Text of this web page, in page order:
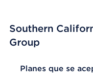
Southern
Group
List Header Planes
Planes que se